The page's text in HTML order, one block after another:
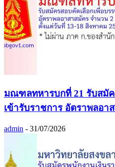
มณฑลทหารบกที่ 21 รับสมัค
เข้ารับราชการ อัตราพลอา
admin - 31/07/2026